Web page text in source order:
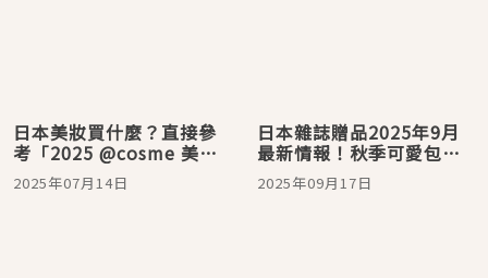
日本美妝買什麼？直接參
考「2025 @cosme 美妝
大賞上半年新秀大賞」準
沒錯！
2025年07月14日
日本雜誌贈品2025年9月
最新情報！秋季可愛包款
＆美妝豪華贈品一次蒐集
2025年09月17日